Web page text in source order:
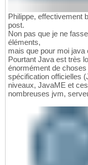
Philippe, effectivement
post.
Non pas que je ne
éléments,
mais que pour moi java
Pourtant Java est très
énormément de
spécification officielles
niveaux, JavaME et
nombreuses jvm,